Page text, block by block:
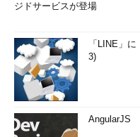
ジドサービスが登場
「LINE」
3)
AngularJS